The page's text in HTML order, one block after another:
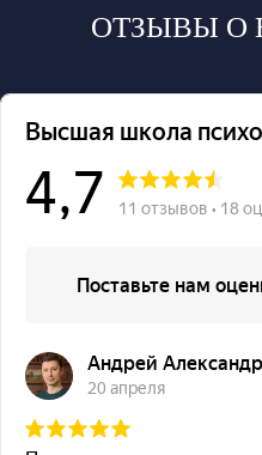
ОТЗЫВЫ О